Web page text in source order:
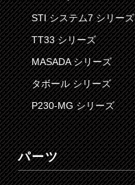
STI システム7 シリーズ
TT33 シリーズ
MASADA シリーズ
タボール シリーズ
P230-MG シリーズ
パーツ